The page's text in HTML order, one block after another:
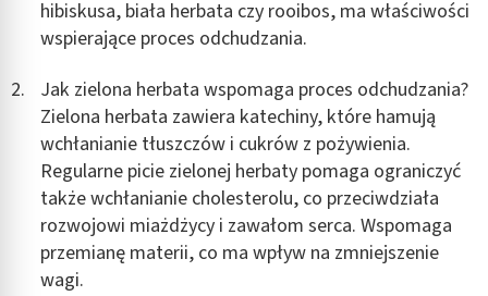
hibiskusa, biała herbata czy rooibos, ma właściwości
wspierające proces odchudzania.
Jak zielona herbata wspomaga proces odchudzania?
Zielona herbata zawiera katechiny, które hamują
wchłanianie tłuszczów i cukrów z pożywienia.
Regularne picie zielonej herbaty pomaga ograniczyć
także wchłanianie cholesterolu, co przeciwdziała
rozwojowi miażdżycy i zawałom serca. Wspomaga
przemianę materii, co ma wpływ na zmniejszenie
wagi.